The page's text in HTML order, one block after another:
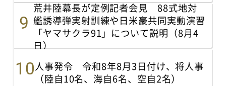
荒井陸幕長が定例記者会見 88式地対
艦誘導弾実射訓練や日米豪共同実動演習
「ヤマサクラ91」について説明（8月4
日）
人事発令 令和8年8月3日付け、将人事
（陸自10名、海自6名、空自2名）